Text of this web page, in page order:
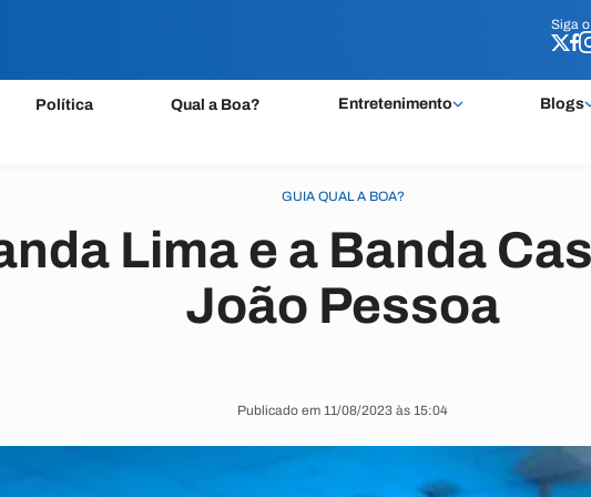
Siga o
Política Qual a Boa? Entretenimento Blogs
Siga o
GUIA QUAL A BOA?
Lima e a Banda
João Pessoa
Publicado em 11/08/2023 às 15:04